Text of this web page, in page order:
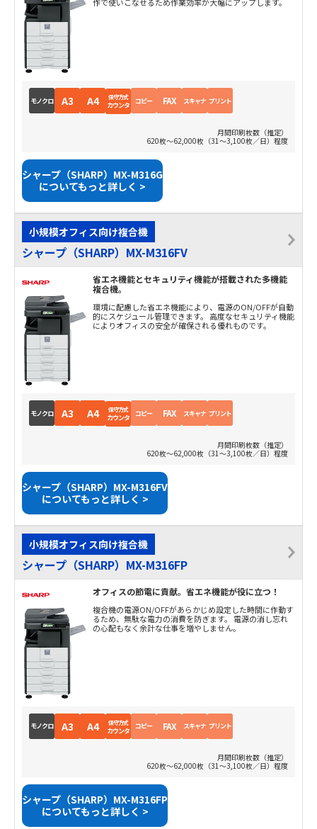
作で使いこなせるため作業効率が大幅にアップします。
モノクロ A3 A4 保守方式
カウンタ コピー FAX スキャナ プリント
月間印刷枚数（推定）
620枚～62,000枚（31～3,100枚／日）程度
シャープ（SHARP）MX-M316G
についてもっと詳しく >
小規模オフィス向け複合機
シャープ（SHARP）MX-M316FV
省エネ機能とセキュリティ機能が搭載された多機能
複合機。
環境に配慮した省エネ機能により、電源のON/OFFが自動
的にスケジュール管理できます。 高度なセキュリティ機能
によりオフィスの安全が確保される優れものです。
モノクロ A3 A4 保守方式
カウンタ コピー FAX スキャナ プリント
月間印刷枚数（推定）
620枚～62,000枚（31～3,100枚／日）程度
シャープ（SHARP）MX-M316FV
についてもっと詳しく >
小規模オフィス向け複合機
シャープ（SHARP）MX-M316FP
オフィスの節電に貢献。省エネ機能が役に立つ！
複合機の電源ON/OFFがあらかじめ設定した時間に作動す
るため、無駄な電力の消費を防ぎます。 電源の消し忘れ
の心配もなく余計な仕事を増やしません。
モノクロ A3 A4 保守方式
カウンタ コピー FAX スキャナ プリント
月間印刷枚数（推定）
620枚～62,000枚（31～3,100枚／日）程度
シャープ（SHARP）MX-M316FP
についてもっと詳しく >